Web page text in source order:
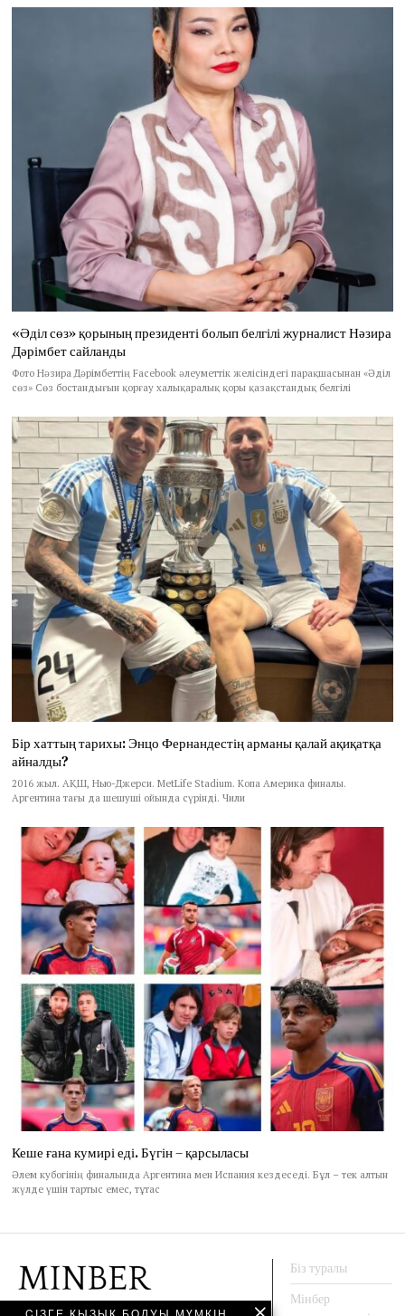
«Әділ сөз» қорының президенті болып белгілі журналист Нәзира
Дәрімбет сайланды
Фото Нәзира Дәрімбеттің Facebook әлеуметтік желісіндегі парақшасынан «Әділ
сөз» Сөз бостандығын қорғау халықаралық қоры қазақстандық белгілі
Бір хаттың тарихы: Энцо Фернандестің арманы қалай ақиқатқа
айналды?
2016 жыл. АҚШ, Нью-Джерси. MetLife Stadium. Копа Америка финалы.
Аргентина тағы да шешуші ойында сүрінді. Чили
Кеше ғана кумирі еді. Бүгін – қарсыласы
Әлем кубогінің финалында Аргентина мен Испания кездеседі. Бұл – тек алтын
жүлде үшін тартыс емес, тұтас
CІЗГЕ ҚЫЗЫҚ БОЛУЫ МҮМКІН
Біз туралы
Мінбер